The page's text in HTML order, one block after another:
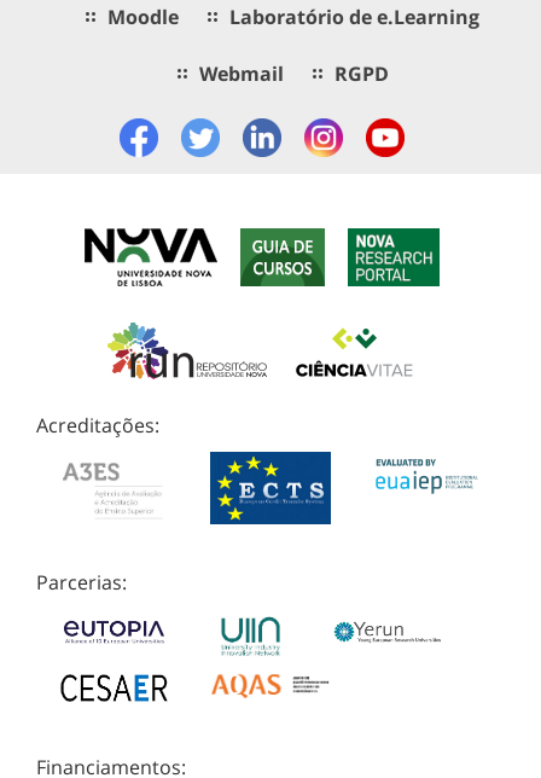
Moodle Laboratório de e.Learning
Webmail RGPD
Acreditações:
Parcerias:
Financiamentos: